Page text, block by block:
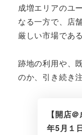
成増エリアのユ
なる一方で、店
厳しい市場であ
跡地の利用や、
のか、引き続き
【開店
年5月１